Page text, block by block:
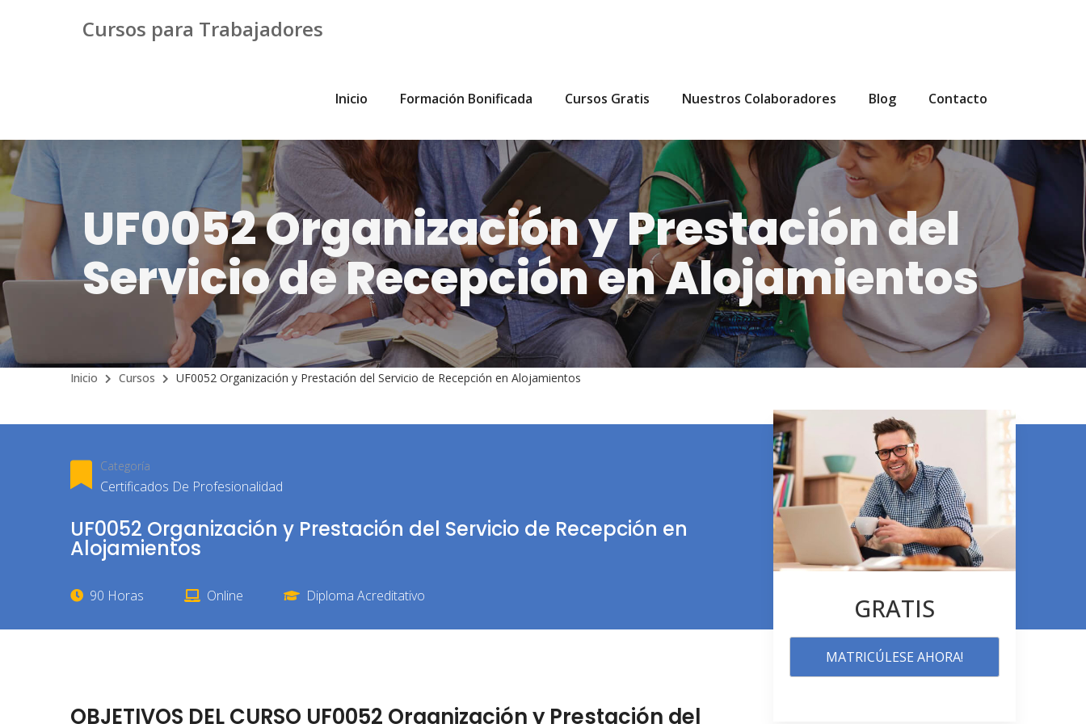
Cursos para Trabajadores
Inicio Formación Bonificada Cursos Gratis Nuestros Colaboradores Blog Contacto
UF0052 Organización y Prestación del
Servicio de Recepción en Alojamientos
Inicio Cursos UF0052 Organización y Prestación del Servicio de Recepción en Alojamientos
Categoría
Certificados De Profesionalidad
UF0052 Organización y Prestación del Servicio de Recepción en
Alojamientos
90 Horas Online Diploma Acreditativo
OBJETIVOS DEL CURSO UF0052 Organización y Prestación del
GRATIS
MATRICÚLESE AHORA!